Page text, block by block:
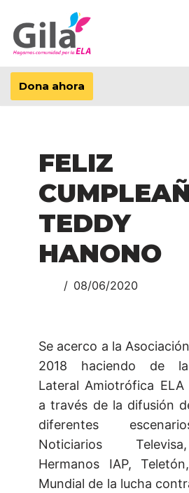
Saltar
al
contenido
Dona ahora
FELIZ
TEDDY
HANONO
08/06/2020
Se acerco a la
2018 haciendo de la
Lateral Amiotrófica ELA
a través de la difusión
diferentes
Noticiarios
Hermanos IAP,
Mundial de la lucha